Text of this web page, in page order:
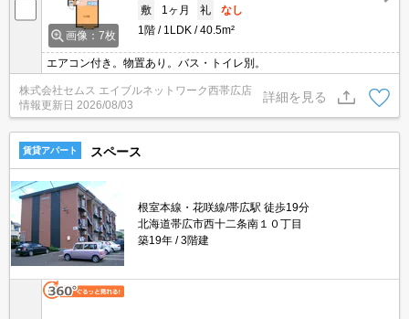
画像：7枚
敷
1ヶ月 礼
なし
1階
1LDK 40.5m²
エアコン付き。物置あり。バス・トイレ別。
株式会社セムス エイブルネットワーク西帯広店
情報更新日 2026/08/03
詳細を見る
賃貸アパート スペース
根室本線・花咲線/帯広駅 徒歩19分
北海道帯広市西十二条南１０丁目
築19年
3階建